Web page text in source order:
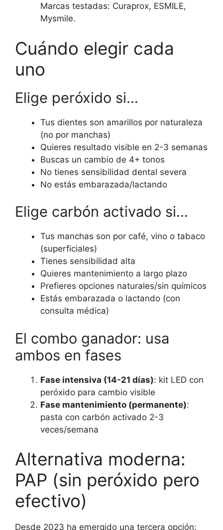
Marcas testadas: Curaprox, ESMILE,
Mysmile.
Cuándo elegir cada
uno
Elige peróxido si…
Tus dientes son amarillos por naturaleza
(no por manchas)
Quieres resultado visible en 2-3 semanas
Buscas un cambio de 4+ tonos
No tienes sensibilidad dental severa
No estás embarazada/lactando
Elige carbón activado si…
Tus manchas son por café, vino o tabaco
(superficiales)
Tienes sensibilidad alta
Quieres mantenimiento a largo plazo
Prefieres opciones naturales/sin químicos
Estás embarazada o lactando (con
consulta médica)
El combo ganador: usa
ambos en fases
Fase intensiva (14-21 días): kit LED con
peróxido para cambio visible
Fase mantenimiento (permanente):
pasta con carbón activado 2-3
veces/semana
Alternativa moderna:
PAP (sin peróxido pero
efectivo)
Desde 2023 ha emergido una tercera opción: